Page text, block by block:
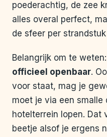
poederachtig, de zee
alles overal perfect,
de sfeer per
Belangrijk om te weten:
officieel openbaar.
voor staat, mag je
moet je via een
hotelterrein lopen. Dat
beetje alsof je ergens